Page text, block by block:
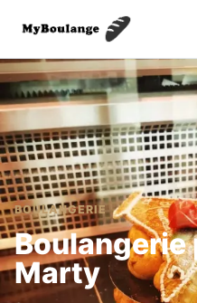
BOULANGERIE
Boulangerie
Marty